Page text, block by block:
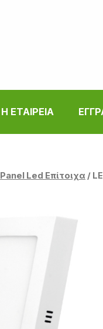
Η ΕΤΑΙΡΕΙΑ
Panel Led Επίτοιχα /